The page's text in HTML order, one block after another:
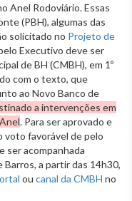
Anel Rodoviário. Essas
(PBH), algumas das
solicitado no Projeto de
Executivo deve ser
de BH (CMBH), em 1º
com o texto, que
ao Novo Banco de
a intervenções em
. Para ser aprovado e
voto favorável de pelo
ser acompanhada
a partir das 14h30,
ou canal da CMBH no